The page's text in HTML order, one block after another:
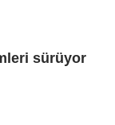
sürüyor